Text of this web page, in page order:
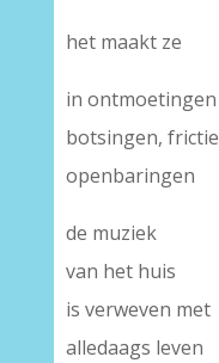
het maakt ze
in ontmoetingen
botsingen, frictie
openbaringen
de muziek
van het huis
is verweven met
alledaags leven